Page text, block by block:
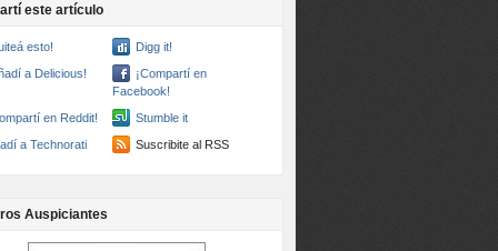
este artículo
esto!
Digg it!
a Delicious!
¡Compartí en
Facebook!
en Reddit!
Stumble it
a Technorati
Suscribite al RSS
Auspiciantes